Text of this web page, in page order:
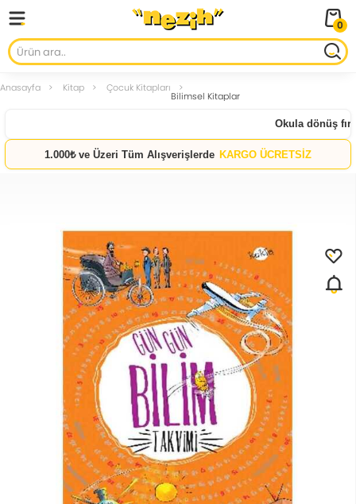
0
Anasayfa Kitap Çocuk Kitapları
Bilimsel Kitaplar
Okula dönüş
1.000₺ ve Üzeri Tüm Alışverişlerde KARGO ÜCRETSİZ